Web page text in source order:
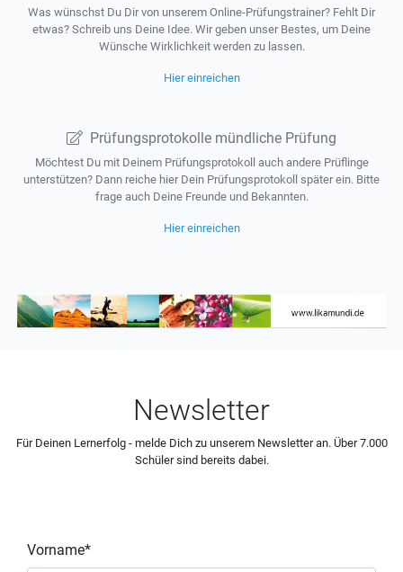
Was wünschst Du Dir von unserem Online-Prüfungstrainer? Fehlt Dir
etwas? Schreib uns Deine Idee. Wir geben unser Bestes, um Deine
Wünsche Wirklichkeit werden zu lassen.
Hier einreichen
Prüfungsprotokolle mündliche Prüfung
Möchtest Du mit Deinem Prüfungsprotokoll auch andere Prüflinge
unterstützen? Dann reiche hier Dein Prüfungsprotokoll später ein. Bitte
frage auch Deine Freunde und Bekannten.
Hier einreichen
Newsletter
Für Deinen Lernerfolg - melde Dich zu unserem Newsletter an. Über 7.000
Schüler sind bereits dabei.
Vorname*